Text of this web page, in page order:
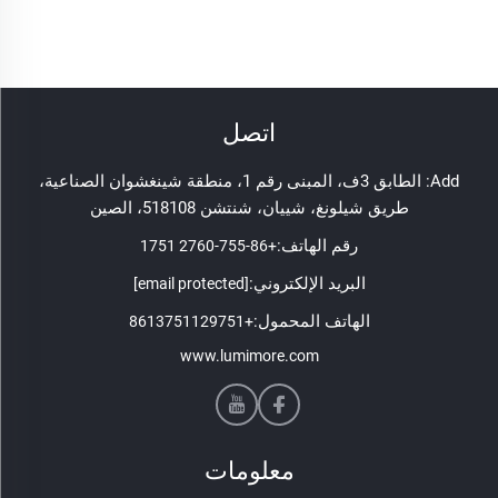
اتصل
Add: الطابق 3ف، المبنى رقم 1، منطقة شينغشوان الصناعية،
طريق شيلونغ، شييان، شنتشن 518108، الصين
رقم الهاتف:+86-755-2760 1751
البريد الإلكتروني:[email protected]
الهاتف المحمول:+8613751129751
www.lumimore.com
معلومات